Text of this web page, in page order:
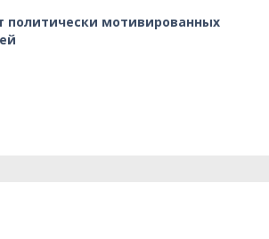
политически мотивированных